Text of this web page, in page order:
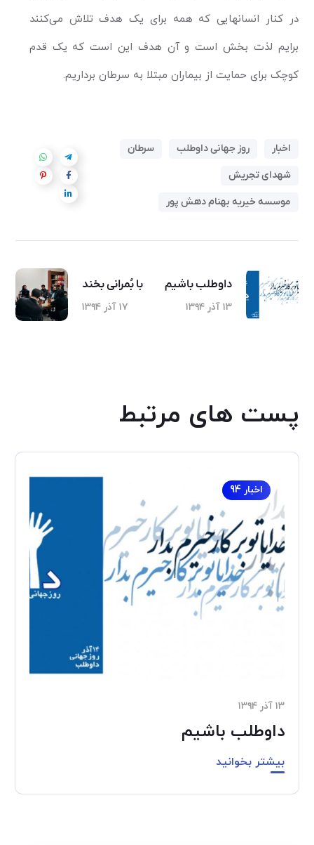
در کنار انسانهایی که همه برای یک هدف تلاش می‌کنند
برایم لذت بخش است و آن هدف این است که یک قدم
کوچک برای حمایت از بیماران مبتلا به سرطان برداریم.
اخبار روز جهانی داوطلب
سرطان
شهدای تجریش
موسسه خیریه بهنام دهش پور
داوطلب باشیم
۱۳ آذر ۱۳۹۴
با بُمرانی بخند
۱۷ آذر ۱۳۹۴
پست های مرتبط
اخبار 94
۱۳ آذر ۱۳۹۴
داوطلب باشیم
بیشتر بخوانید